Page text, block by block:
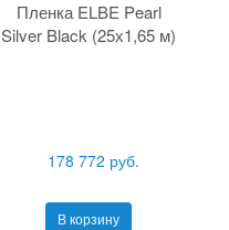
Пленка ELBE Pearl
Silver Black (25х1,65 м)
178 772 руб.
В корзину